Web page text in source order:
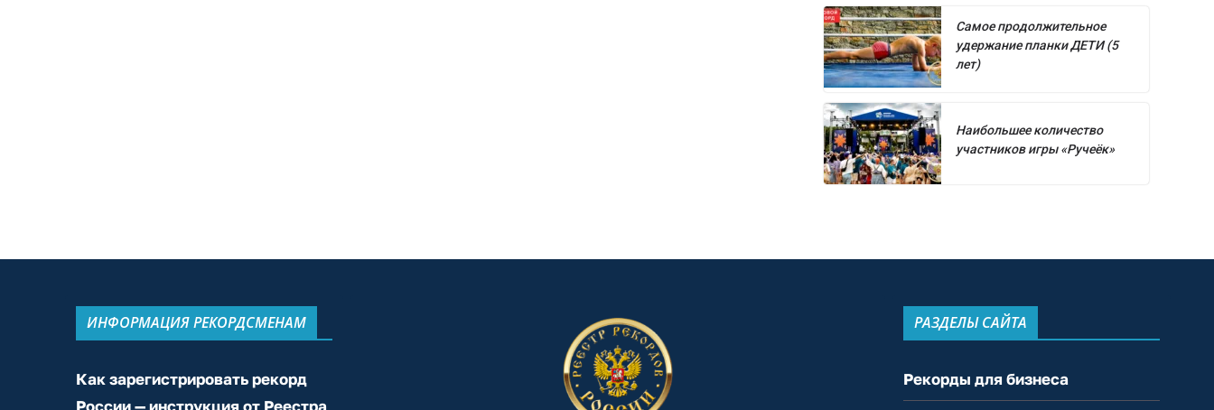
Самое продолжительное
удержание планки ДЕТИ (5
лет)
Наибольшее количество
участников игры «Ручеёк»
ИНФОРМАЦИЯ РЕКОРДСМЕНАМ
Как зарегистрировать рекорд
РАЗДЕЛЫ САЙТА
Рекорды для бизнеса